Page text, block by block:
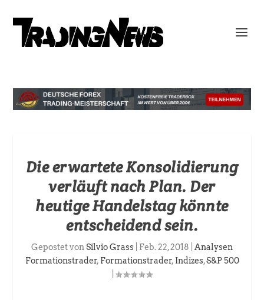
Die erwartete Konsolidierung
verläuft nach Plan. Der
heutige Handelstag könnte
entscheidend sein.
Gepostet vonSilvio Grass Feb. 22, 2018
Analysen
Formationstrader, Formationstrader, Indizes,S&P 500